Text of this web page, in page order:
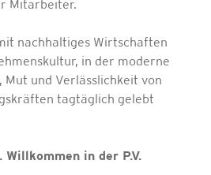
Mitarbeiter.
nachhaltiges Wirtschaften
in der moderne
und Verlässlichkeit von
tagtäglich gelebt
in der P.V.